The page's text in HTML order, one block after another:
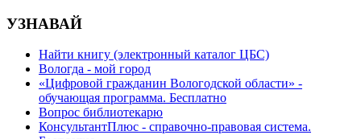
УЗНАВАЙ
Найти книгу (электронный каталог ЦБС)
Вологда - мой город
«Цифровой гражданин Вологодской области» -
обучающая программа. Бесплатно
Вопрос библиотекарю
КонсультантПлюс - справочно-правовая система.